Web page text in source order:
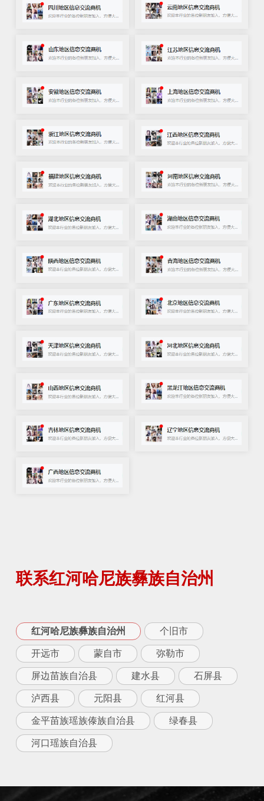
联系红河哈尼族彝族自治州
红河哈尼族彝族自治州 个旧市
开远市 蒙自市 弥勒市
屏边苗族自治县 建水县 石屏县
泸西县 元阳县 红河县
金平苗族瑶族傣族自治县 绿春县
河口瑶族自治县